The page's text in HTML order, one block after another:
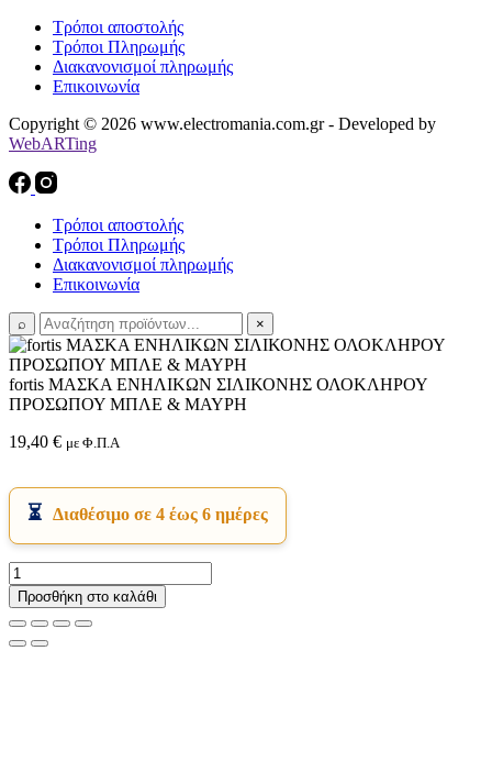
Τρόποι αποστολής
Τρόποι Πληρωμής
Διακανονισμοί πληρωμής
Επικοινωνία
Copyright © 2026 www.electromania.com.gr - Developed by
WebARTing
Τρόποι αποστολής
Τρόποι Πληρωμής
Διακανονισμοί πληρωμής
Επικοινωνία
⌕ ×
fortis ΜΑΣΚΑ ΕΝΗΛΙΚΩΝ ΣΙΛΙΚΟΝΗΣ ΟΛΟΚΛΗΡΟΥ
ΠΡΟΣΩΠΟΥ ΜΠΛΕ & ΜΑΥΡΗ
19,40 € με Φ.Π.Α
Διαθέσιμο σε 4 έως 6 ημέρες
fortis
ΜΑΣΚΑ
ΕΝΗΛΙΚΩΝ
ΣΙΛΙΚΟΝΗΣ
ΟΛΟΚΛΗΡΟΥ
Προσθήκη στο καλάθι